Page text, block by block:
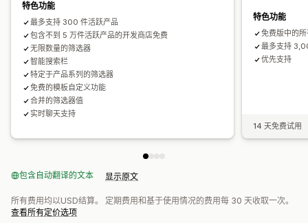
特色功能
最多支持 300 件活跃产品
包含不到 5 万件活跃产品的开发商店免费
无限数量的筛选器
智能搜索栏
特定于产品系列的筛选器
免费的模板自定义功能
合并的筛选器值
实时聊天支持
特色功能
免费版中的
最多支持
优先支持
14 天免费试用
包含自动翻译的文本 显示原文
所有费用均以USD结算。 定期费用和基于使用情况的费用每 30 天收取一次。
查看所有定价选项